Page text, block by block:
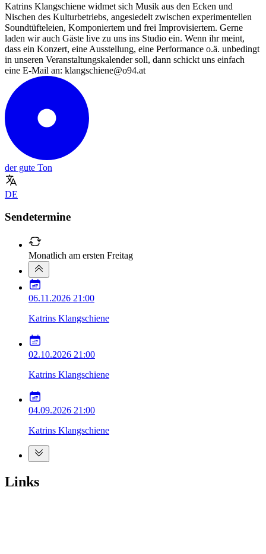
Katrins Klangschiene widmet sich Musik aus den Ecken und
Nischen des Kulturbetriebs, angesiedelt zwischen experimentellen
Soundtüfteleien, Komponiertem und frei Improvisiertem. Gerne
laden wir auch Gäste live zu uns ins Studio ein. Wenn ihr meint,
dass ein Konzert, eine Ausstellung, eine Performance o.ä. unbedingt
in unseren Veranstaltungskalender soll, dann schickt uns einfach
eine E-Mail an: klangschiene@o94.at
der gute Ton
DE
Sendetermine
Monatlich am ersten Freitag
06.11.2026 21:00
Katrins Klangschiene
02.10.2026 21:00
Katrins Klangschiene
04.09.2026 21:00
Katrins Klangschiene
Links